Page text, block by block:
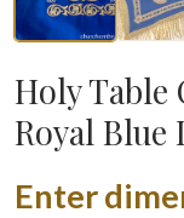
Holy Table
Royal Blue
Enter